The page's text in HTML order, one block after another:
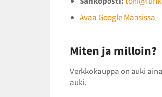
Avaa Google Mapsissa
Miten ja milloin?
Verkkokauppa on auki
auki.